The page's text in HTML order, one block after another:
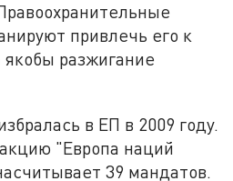
привлечь его к
якобы разжигание
в ЕП в 2009 году.
"Европа наций
39 мандатов.